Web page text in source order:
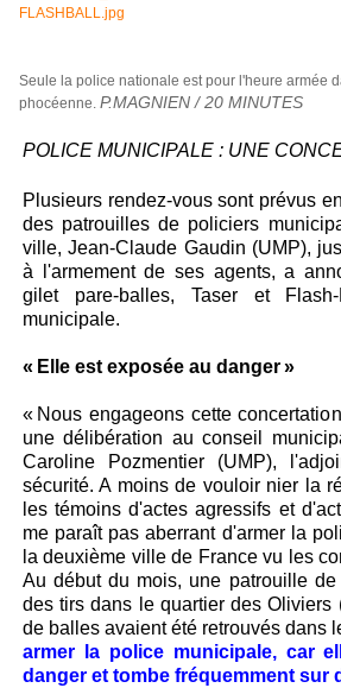
Seule la police nationale est pour l'heure armée
phocéenne. P.MAGNIEN / 20 MINUTES
POLICE MUNICIPALE : UNE
Plusieurs rendez-vous sont prévus
des patrouilles de policiers
ville, Jean-Claude Gaudin (UMP),
à l'armement de ses agents, a
gilet pare-balles, Taser et
municipale.
« Elle est exposée au danger »
« Nous engageons cette
une délibération au conseil
Caroline Pozmentier (UMP),
sécurité. A moins de vouloir nier la
les témoins d'actes agressifs et
me paraît pas aberrant d'armer la
la deuxième ville de France vu les
Au début du mois, une patrouille
des tirs dans le quartier des Oliviers
de balles avaient été retrouvés dans
armer la police municipale, car
danger et tombe fréquemment sur